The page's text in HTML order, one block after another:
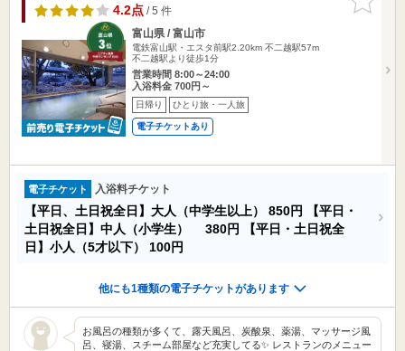
りに追加
4.2点/ 5 件
富山県 / 富山市
電鉄富山駅・エスタ前駅2.20km 不二越駅57m
不二越駅より徒歩1分
営業時間 8:00～24:00
入浴料金 700円～
日帰り ひとり旅・一人旅
電子チケットあり
電子チケット 入浴料チケット
【平日、土日祝全日】大人（中学生以上） 850円
【平日・
土日祝全日】中人（小学生） 380円
【平日・土日祝全
日】小人（5才以下） 100円
他にも1種類の電子チケットがあります
お風呂の種類が多くて、露天風呂、炭酸泉、薬湯、マッサージ風
呂、寝湯、スチーム部屋など充実してる✨ レストランのメニュー